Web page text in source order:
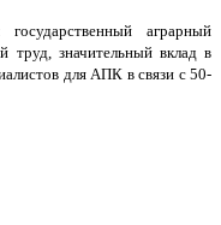
аграрный
труд, значительный вклад в
для АПК в связи с 50-